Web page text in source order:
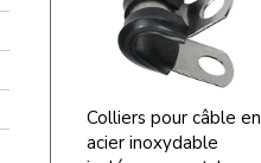
Colliers pour câble en
acier inoxydable